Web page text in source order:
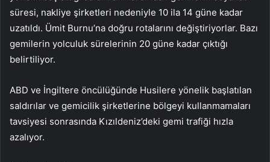
süresi, nakliye şirketleri nedeniyle 10 ila 14 güne kadar
uzatıldı. Ümit Burnu’na doğru rotalarını değiştiriyorlar. Bazı
gemilerin yolculuk sürelerinin 20 güne kadar çıktığı
belirtiliyor.
ABD ve İngiltere öncülüğünde Husilere yönelik başlatılan
saldırılar ve gemicilik şirketlerine bölgeyi kullanmamaları
tavsiyesi sonrasında Kızıldeniz’deki gemi trafiği hızla
azalıyor.